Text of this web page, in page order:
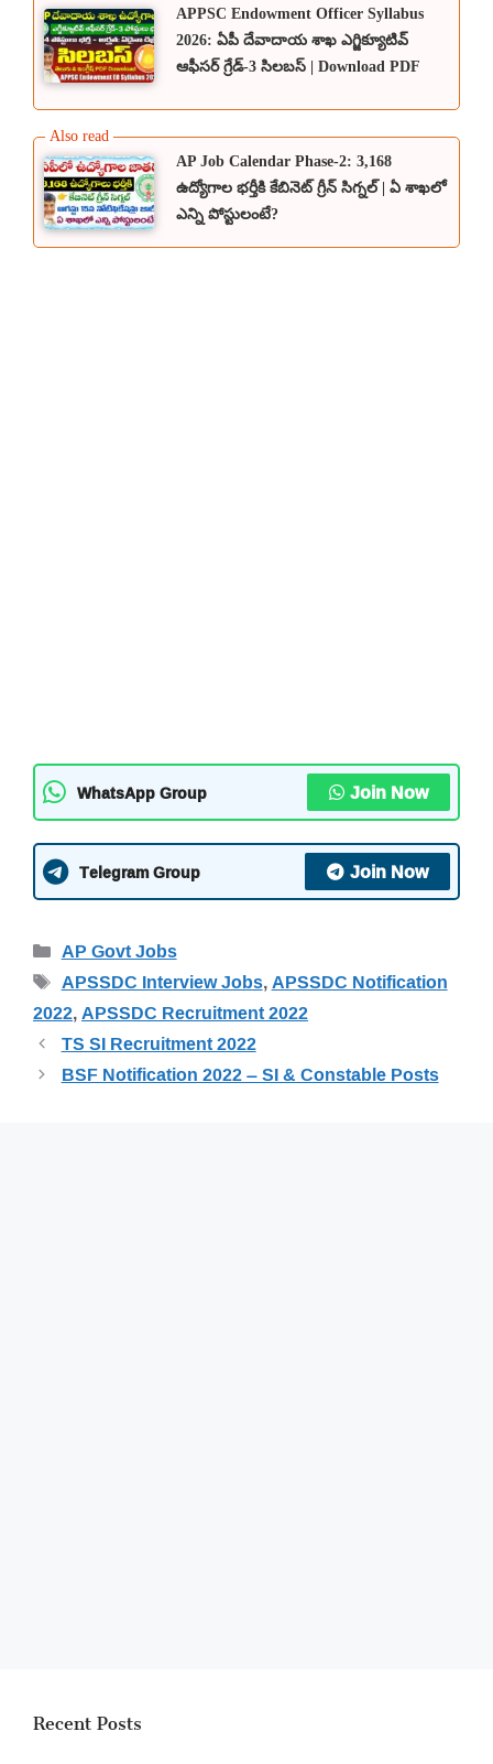
APPSC Endowment Officer Syllabus
2026: ఏపీ దేవాదాయ శాఖ ఎగ్జిక్యూటివ్
ఆఫీసర్ గ్రేడ్-3 సిలబస్ | Download PDF
AP Job Calendar Phase-2: 3,168
ఉద్యోగాల భర్తీకి కేబినెట్ గ్రీన్ సిగ్నల్ | ఏ శాఖలో
ఎన్ని పోస్టులంటే?
WhatsApp Group Join Now
Telegram Group Join Now
Categories
AP Govt Jobs
Tags
APSSDC Interview Jobs,APSSDC Notification
2022,APSSDC Recruitment 2022
TS SI Recruitment 2022
BSF Notification 2022 – SI & Constable Posts
Recent Posts